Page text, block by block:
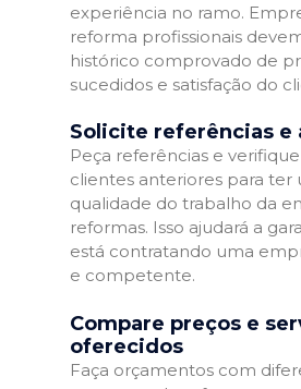
experiência no ramo.
reforma profissionais
histórico comprovado de
sucedidos e satisfação do
Solicite referências e
Peça referências e
clientes anteriores para ter
qualidade do trabalho da
reformas. Isso ajudará a
está contratando uma
e competente.
Compare preços e
oferecidos
Faça orçamentos com